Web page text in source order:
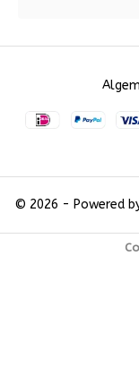
© 2026 - Powered